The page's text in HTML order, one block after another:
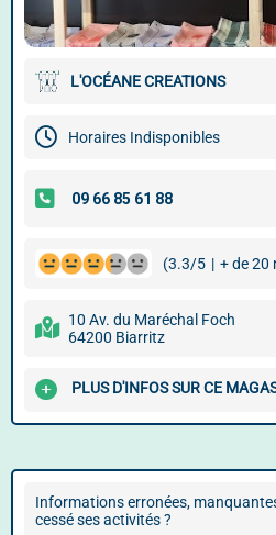
L'OCÉANE CREATIONS
Horaires Indisponibles
(3.3/5 | + de 20
10 Av. du Maréchal Foch
64200 Biarritz
PLUS D'INFOS SUR CE
Informations erronées,
cessé ses activités ?